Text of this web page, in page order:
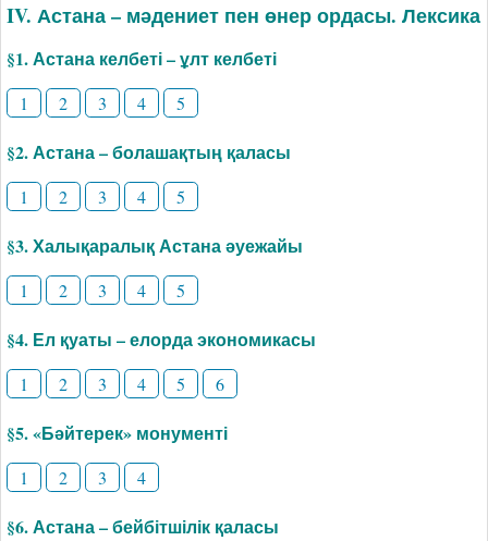
IV. Астана – мәдениет пен өнер ордасы. Лексика
§1. Астана келбеті – ұлт келбеті
1 2 3 4 5
§2. Астана – болашақтың қаласы
1 2 3 4 5
§3. Халықаралық Астана әуежайы
1 2 3 4 5
§4. Ел қуаты – елорда экономикасы
1 2 3 4 5 6
§5. «Бәйтерек» монументі
1 2 3 4
§6. Астана – бейбітшілік қаласы